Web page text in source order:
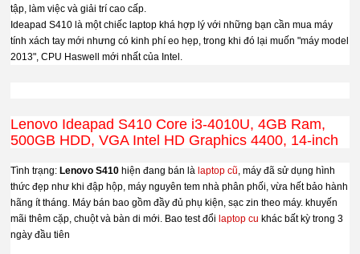
tập, làm việc và giải trí cao cấp.
Ideapad S410 là một chiếc laptop khá hợp lý với những bạn cần mua máy
tính xách tay mới nhưng có kinh phí eo hẹp, trong khi đó lại muốn "máy model
2013", CPU Haswell mới nhất của Intel.
Lenovo Ideapad S410 Core i3-4010U, 4GB Ram,
500GB HDD, VGA Intel HD Graphics 4400, 14-inch
Tình trạng:Lenovo S410 hiện đang bán làlaptop cũ , máy đã sử dụng hình
thức đẹp như khi đập hộp, máy nguyên tem nhà phân phối, vừa hết bảo hành
hãng ít tháng. Máy bán bao gồm đầy đủ phụ kiện, sạc zin theo máy. khuyến
mãi thêm cặp, chuột và bàn di mới. Bao test đổilaptop cu khác bất kỳ trong 3
ngày đầu tiên